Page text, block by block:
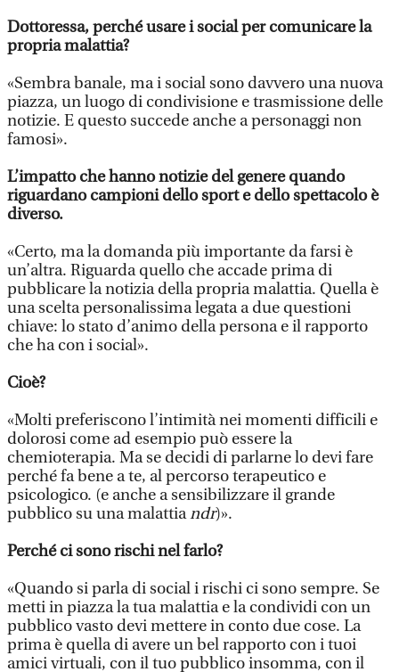
Dottoressa, perché usare i social per comunicare la
propria malattia?
«Sembra banale, ma i social sono davvero una nuova
piazza, un luogo di condivisione e trasmissione delle
notizie. E questo succede anche a personaggi non
famosi».
L’impatto che hanno notizie del genere quando
riguardano campioni dello sport e dello spettacolo è
diverso.
«Certo, ma la domanda più importante da farsi è
un’altra. Riguarda quello che accade prima di
pubblicare la notizia della propria malattia. Quella è
una scelta personalissima legata a due questioni
chiave: lo stato d’animo della persona e il rapporto
che ha con i social».
Cioè?
«Molti preferiscono l’intimità nei momenti difficili e
dolorosi come ad esempio può essere la
chemioterapia. Ma se decidi di parlarne lo devi fare
perché fa bene a te, al percorso terapeutico e
psicologico. (e anche a sensibilizzare il grande
pubblico su una malattiandr)».
Perché ci sono rischi nel farlo?
«Quando si parla di social i rischi ci sono sempre. Se
metti in piazza la tua malattia e la condividi con un
pubblico vasto devi mettere in conto due cose. La
prima è quella di avere un bel rapporto con i tuoi
amici virtuali, con il tuo pubblico insomma, con il